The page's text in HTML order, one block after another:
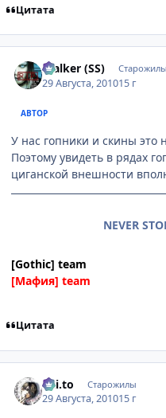
Цитата
$talker (SS) Старожилы
29 Августа, 201015 г
АВТОР
У нас гопники и скины это
Поэтому увидеть в рядах
циганской внешности
NEVER
[Gothic] team
[Мафия] team
Цитата
Kai.to Старожилы
29 Августа, 201015 г